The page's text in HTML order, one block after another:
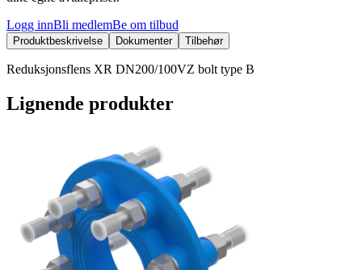
Logg innBli medlemBe om tilbud
Produktbeskrivelse Dokumenter Tilbehør
Reduksjonsflens XR DN200/100VZ bolt type B
Lignende produkter